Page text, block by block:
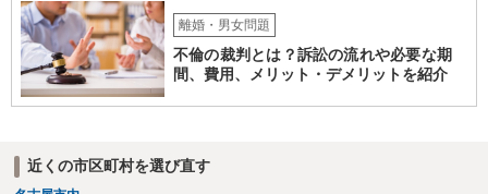
離婚・男女問題
不倫の裁判とは？訴訟の流れや必要な期
間、費用、メリット・デメリットを紹介
近くの市区町村を選び直す